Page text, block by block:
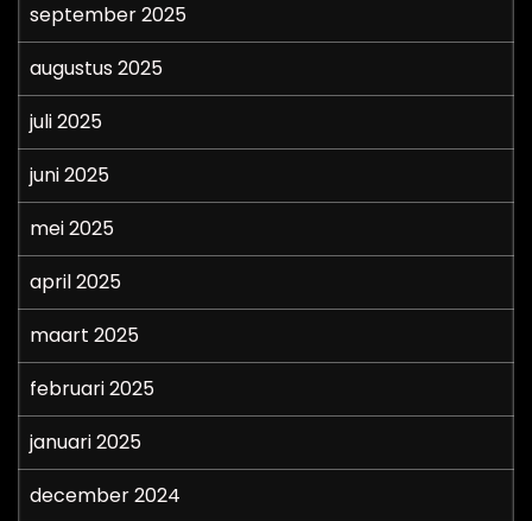
september 2025
augustus 2025
juli 2025
juni 2025
mei 2025
april 2025
maart 2025
februari 2025
januari 2025
december 2024